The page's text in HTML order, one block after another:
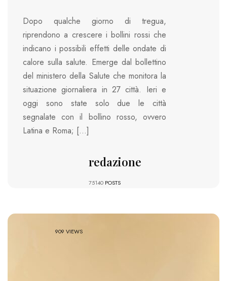
Dopo qualche giorno di tregua,
riprendono a crescere i bollini rossi che
indicano i possibili effetti delle ondate di
calore sulla salute. Emerge dal bollettino
del ministero della Salute che monitora la
situazione giornaliera in 27 città. Ieri e
oggi sono state solo due le città
segnalate con il bollino rosso, ovvero
Latina e Roma; […]
redazione
75140 POSTS
909 VIEWS